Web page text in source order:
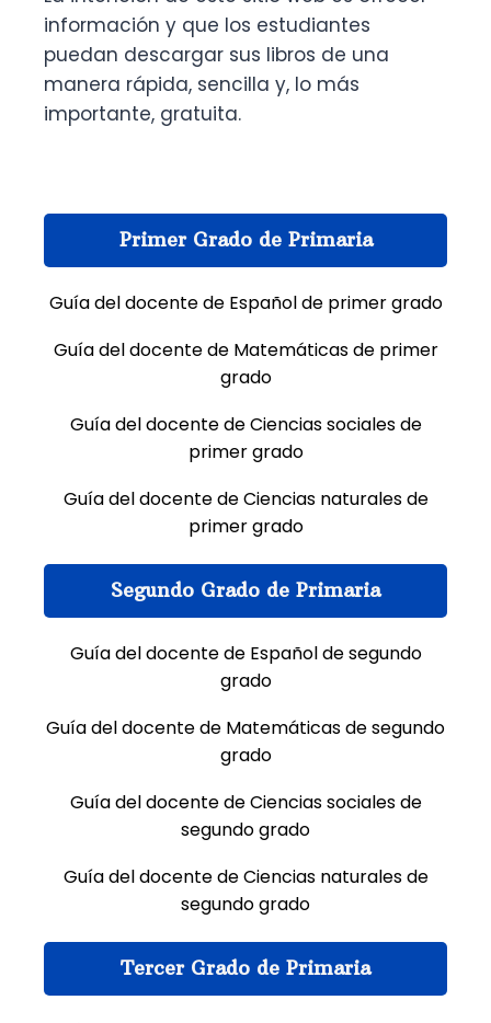
información y que los estudiantes
puedan descargar sus libros de una
manera rápida, sencilla y, lo más
importante, gratuita.
Primer Grado de Primaria
Guía del docente de Español de primer grado
Guía del docente de Matemáticas de primer
grado
Guía del docente de Ciencias sociales de
primer grado
Guía del docente de Ciencias naturales de
primer grado
Segundo Grado de Primaria
Guía del docente de Español de segundo
grado
Guía del docente de Matemáticas de segundo
grado
Guía del docente de Ciencias sociales de
segundo grado
Guía del docente de Ciencias naturales de
segundo grado
Tercer Grado de Primaria